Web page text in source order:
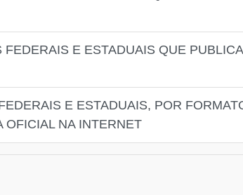
E ESTADUAIS QUE
E ESTADUAIS, POR
OFICIAL NA INTERNET